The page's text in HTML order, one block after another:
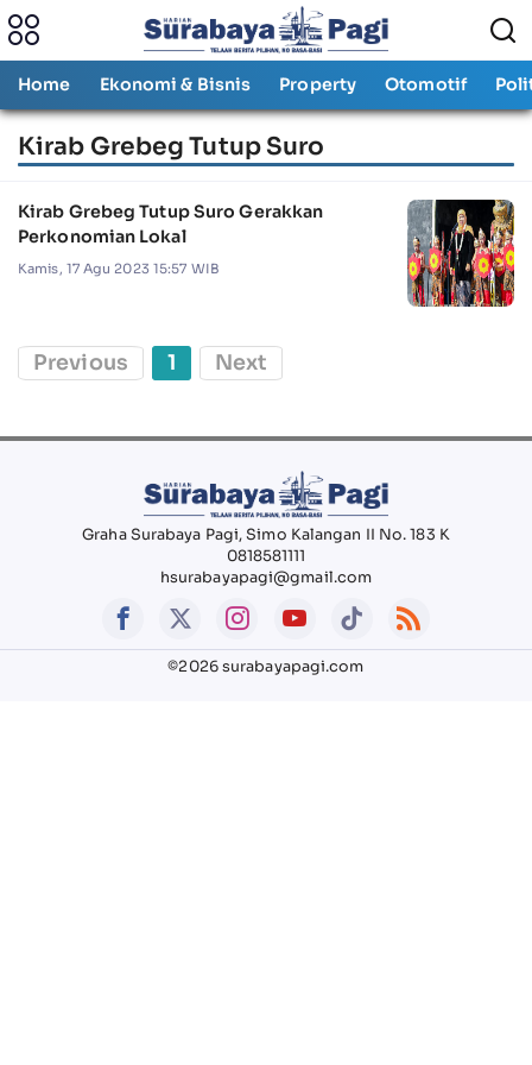
Home Ekonomi & Bisnis Property Otomotif
Kirab Grebeg Tutup Suro
Kirab Grebeg Tutup Suro Gerakkan
Perkonomian Lokal
Kamis, 17 Agu 2023 15:57 WIB
Previous 1 Next
Graha Surabaya Pagi, Simo Kalangan II No. 183 K
0818581111
hsurabayapagi@gmail.com
©2026 surabayapagi.com